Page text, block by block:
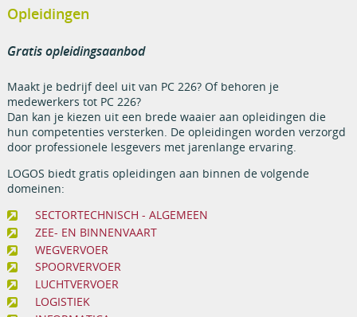
Opleidingen
Gratis opleidingsaanbod
Maakt je bedrijf deel uit van PC 226? Of behoren je
medewerkers tot PC 226?
Dan kan je kiezen uit een brede waaier aan opleidingen die
hun competenties versterken. De opleidingen worden verzorgd
door professionele lesgevers met jarenlange ervaring.
LOGOS biedt gratis opleidingen aan binnen de volgende
domeinen:
SECTORTECHNISCH - ALGEMEEN
ZEE- EN BINNENVAART
WEGVERVOER
SPOORVERVOER
LUCHTVERVOER
LOGISTIEK